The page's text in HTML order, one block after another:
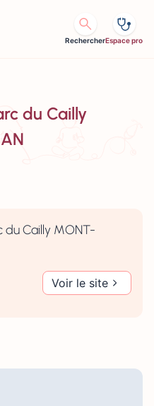
RechercherEspace pro
du Cailly
du Cailly MONT-
Voir le site